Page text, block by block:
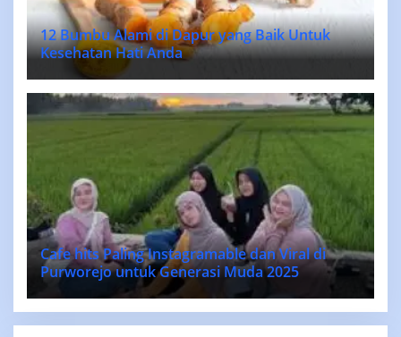
12 Bumbu Alami di Dapur yang Baik Untuk
Kesehatan Hati Anda
Cafe hits Paling Instagramable dan Viral di
Purworejo untuk Generasi Muda 2025